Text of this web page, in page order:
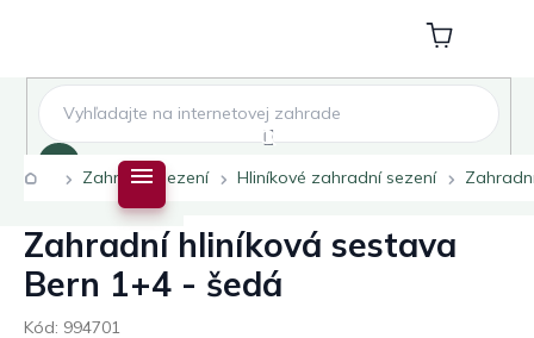
Nákupní
košík
DomůZahradní sezení Hliníkové zahradní sezení
Zahradní hliníková sestava
Bern 1+4 - šedá
Kód: 994701